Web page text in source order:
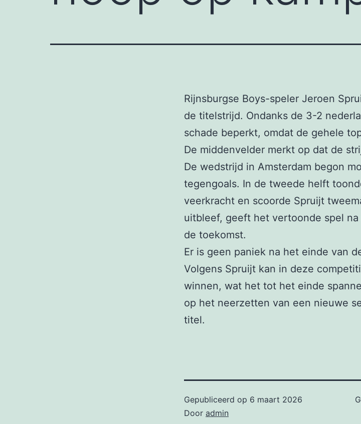
Rijnsburgse Boys-speler Jeroen
de titelstrijd. Ondanks de 3-2
schade beperkt, omdat de gehele
De middenvelder merkt op dat de
De wedstrijd in Amsterdam begon
tegengoals. In de tweede helft
veerkracht en scoorde Spruijt
uitbleef, geeft het vertoonde spel
de toekomst.
Er is geen paniek na het einde van
Volgens Spruijt kan in deze
winnen, wat het tot het einde
op het neerzetten van een nieuwe
titel.
Gepubliceerd op 6 maart 2026
Door admin